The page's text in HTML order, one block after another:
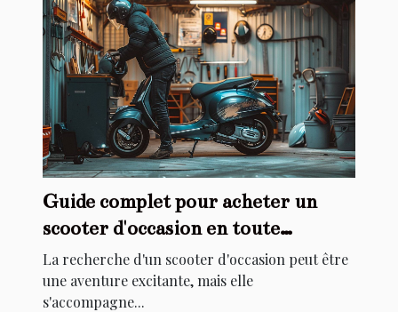
Guide complet pour acheter un
scooter d'occasion en toute
sécurité
La recherche d'un scooter d'occasion peut être
une aventure excitante, mais elle
s'accompagne...